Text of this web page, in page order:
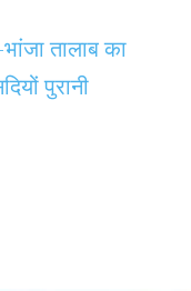
तालाब का
पुरानी